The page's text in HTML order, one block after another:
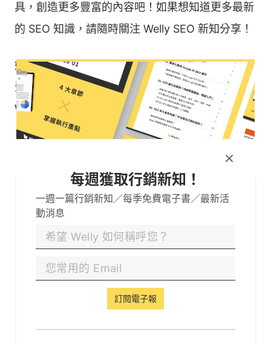
每週獲取行銷新知！
一週一篇行銷新知／每季免費電子書／最新活
動消息
訂閱電子報
具，創造更多豐富的內容吧！如果想知道更多最新
的 SEO 知識，請隨時關注 Welly SEO 新知分享！
如果您想要了解更多 SEO 資訊，或者想要獲取免
費的 SEO 健檢報告，都可以透過下方黃色按鈕與
Welly團隊聯繫！
創辦人兼營運長
曾任法國 FRED&FARID 創意傳播集團客戶經理，管
理 Welly SEO 超過 70 人的專案執行團隊，從專案
流程管理、關鍵字策略、SEO 內容產出到數據分
析，提供專業的 SEO 客戶服務，幫助多個網站快速
成長到 10 萬以上流量。